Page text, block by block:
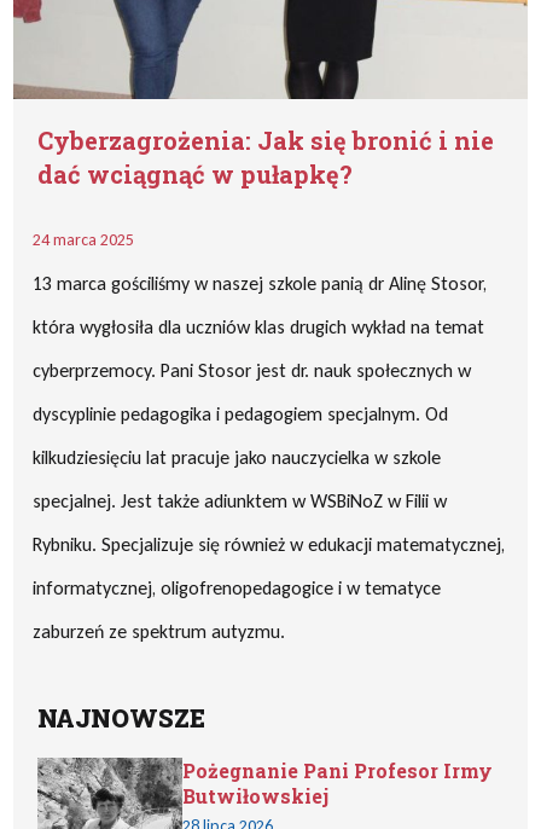
Cyberzagrożenia: Jak się bronić i nie
dać wciągnąć w pułapkę?
24 marca 2025
13 marca gościliśmy w naszej szkole panią dr Alinę Stosor,
która wygłosiła dla uczniów klas drugich wykład na temat
cyberprzemocy. Pani Stosor jest dr. nauk społecznych w
dyscyplinie pedagogika i pedagogiem specjalnym. Od
kilkudziesięciu lat pracuje jako nauczycielka w szkole
specjalnej. Jest także adiunktem w WSBiNoZ w Filii w
Rybniku. Specjalizuje się również w edukacji matematycznej,
informatycznej, oligofrenopedagogice i w tematyce
zaburzeń ze spektrum autyzmu.
NAJNOWSZE
Pożegnanie Pani Profesor Irmy
Butwiłowskiej